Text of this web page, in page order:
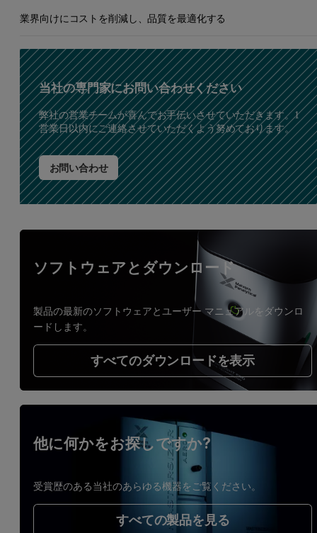
業界向けにコストを削減し、品質を最適化する
当社の専門家にお問い合わせください
弊社の営業チームが喜んでお手伝いさせていただきます。1
営業日以内にご連絡させていただくよう努めております。
お問い合わせ
ソフトウェアとダウンロード
製品の最新のソフトウェアとユーザー マニュアルをダウンロ
ードします。
すべてのダウンロードを表示
他に何かをお探しですか?
受賞歴のある当社のあらゆる機器をご覧ください。
すべての製品を見る